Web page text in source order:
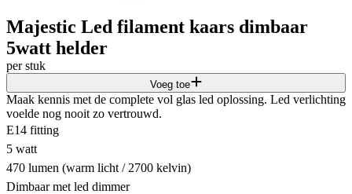
Majestic Led filament kaars dimbaar
5watt helder
per stuk
Voeg toe
Maak kennis met de complete vol glas led oplossing. Led verlichting
voelde nog nooit zo vertrouwd.
E14 fitting
5 watt
470 lumen (warm licht / 2700 kelvin)
Dimbaar met led dimmer